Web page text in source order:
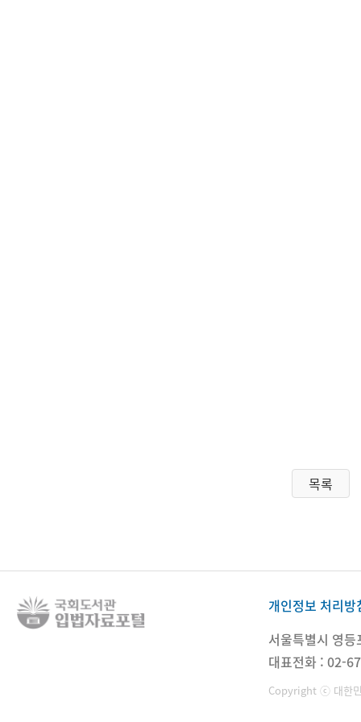
목록
개인정보 처리방
서울특별시 영
대표전화 : 02-
Copyright ⓒ 대한